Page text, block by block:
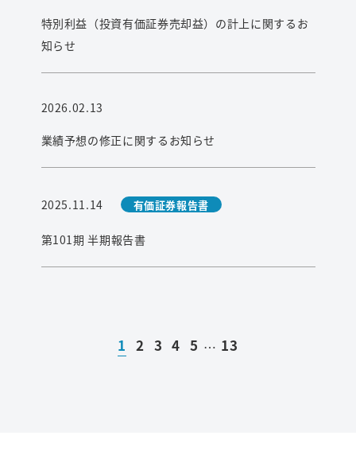
特別利益（投資有価証券売却益）の計上に関するお
知らせ
2026.02.13
業績予想の修正に関するお知らせ
2025.11.14 有価証券報告書
第101期 半期報告書
1 2 3 4 5 … 13